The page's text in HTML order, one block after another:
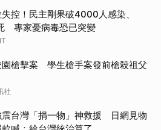
控！民主剛果破4000人感染、
專家憂病毒恐已突變
園槍擊案 學生槍手案發前槍殺祖父
社
震台灣「捐一物」神救援 日網見物